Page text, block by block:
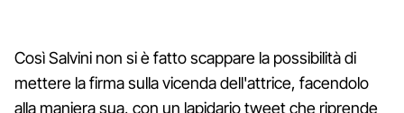
Così Salvini non si è fatto scappare la possibilità di
mettere la firma sulla vicenda dell'attrice, facendolo
alla maniera sua, con un lapidario tweet che riprende